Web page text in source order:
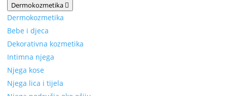
Dermokozmetika
Dermokozmetika
Bebe i djeca
Dekorativna kozmetika
Intimna njega
Njega kose
Njega lica i tijela